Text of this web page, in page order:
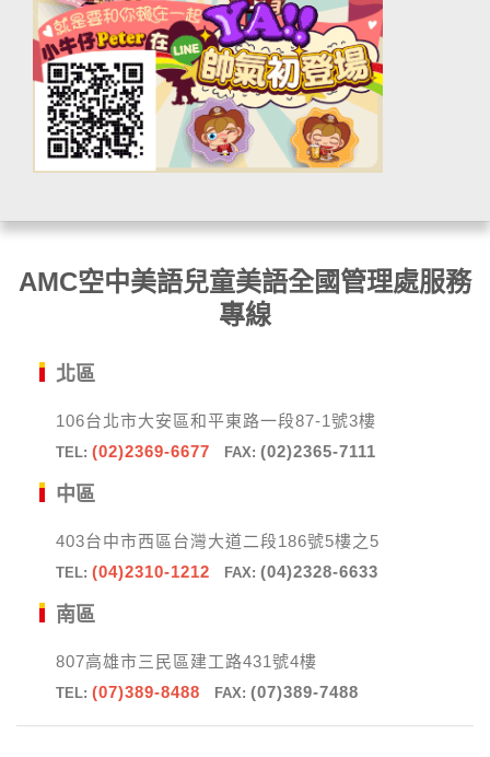
AMC空中美語兒童美語全國管理處服務
專線
北區
106台北市大安區和平東路一段87-1號3樓
TEL: (02)2369-6677 FAX: (02)2365-7111
中區
403台中市西區台灣大道二段186號5樓之5
TEL: (04)2310-1212 FAX: (04)2328-6633
南區
807高雄市三民區建工路431號4樓
TEL: (07)389-8488 FAX: (07)389-7488